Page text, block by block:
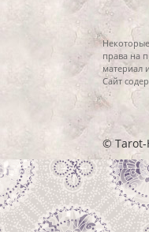
права на
материал
Сайт
© Tarot-